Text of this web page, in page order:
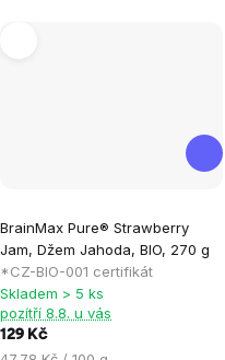
BrainMax Pure® Strawberry
Jam, Džem Jahoda, BIO, 270 g
*CZ-BIO-001 certifikát
hodnocení
produktu
je
0,0
z
Skladem > 5 ks
pozítří 8.8. u vás
129 Kč